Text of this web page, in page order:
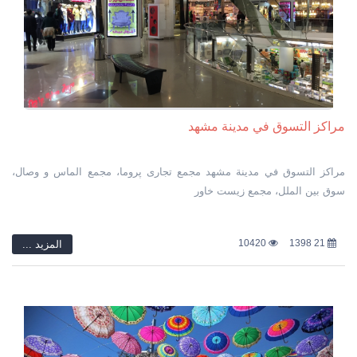
صغيرة ناعمة وطرية، ذات لون أحمر داكن على أطرافه شيء من البياض.
إضافةً إلى مميّزات الزعفران للأطعمة فهو ذو خصائص طبيّة علاجية يفيد في
الشفاء من الأمراض، ويدخل في تصنيع العديد من العقاقير الدوائية. ويحتوي
الزعفران على العديد من العناصر الغذائيّة ذات الأهمية منها: الكالسيوم،
والحديد، والفسفور، والبوتاسيوم، والدهون، والبروتين، وفيتامينات عدّة مثل
والكربوهيدرات.
مراكز التسوق في مدينة مشهد
مراكز التسوق في مدينة مشهد مجمع تجاری پروما، مجمع الماس و وصال،
سوق بین الملل، مجمع زیست خاور
المزید ...